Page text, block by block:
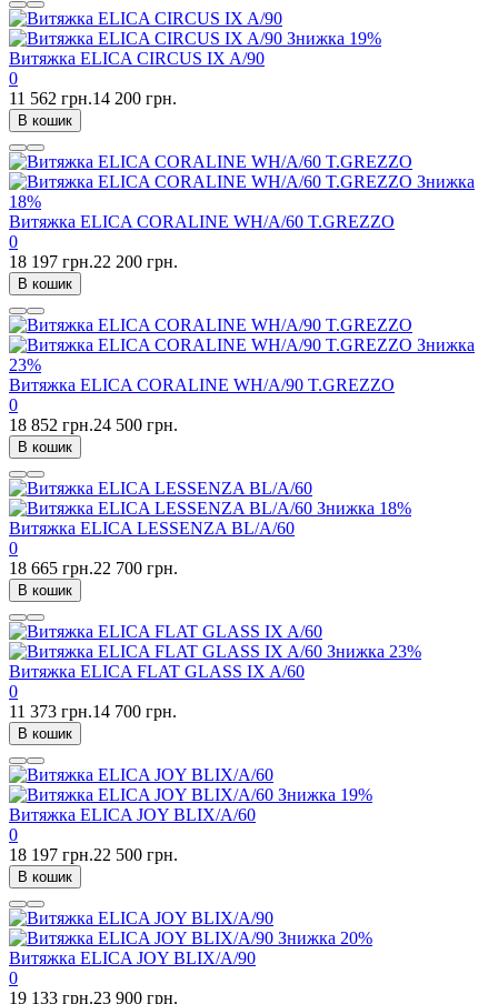
Знижка 19%
Витяжка ELICA CIRCUS IX A/90
0
11 562 грн.14 200 грн.
В кошик
Знижка
18%
Витяжка ELICA CORALINE WH/A/60 T.GREZZO
0
18 197 грн.22 200 грн.
В кошик
Знижка
23%
Витяжка ELICA CORALINE WH/A/90 T.GREZZO
0
18 852 грн.24 500 грн.
В кошик
Знижка 18%
Витяжка ELICA LESSENZA BL/A/60
0
18 665 грн.22 700 грн.
В кошик
Знижка 23%
Витяжка ELICA FLAT GLASS IX A/60
0
11 373 грн.14 700 грн.
В кошик
Знижка 19%
Витяжка ELICA JOY BLIX/A/60
0
18 197 грн.22 500 грн.
В кошик
Знижка 20%
Витяжка ELICA JOY BLIX/A/90
0
19 133 грн.23 900 грн.